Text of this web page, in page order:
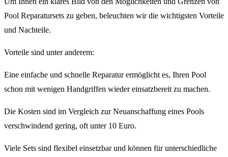
Pool Reparatursets zu geben, beleuchten wir die wichtigsten Vorteile
und Nachteile.
Vorteile sind unter anderem:
Eine einfache und schnelle Reparatur ermöglicht es, Ihren Pool
schon mit wenigen Handgriffen wieder einsatzbereit zu machen.
Die Kosten sind im Vergleich zur Neuanschaffung eines Pools
verschwindend gering, oft unter 10 Euro.
Viele Sets sind flexibel einsetzbar und können für unterschiedliche